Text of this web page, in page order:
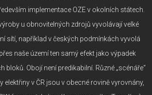
implementace OZE v okolních státech.
u obnovitelných zdrojů vyvolávají velké
sítí, například v českých podmínkách vyvolá
naše území ten samý efekt jako výpadek
bloků. Obojí není predikabilní. Různé „scénáře“
elektřiny v ČR jsou v obecné rovině vyrovnány,